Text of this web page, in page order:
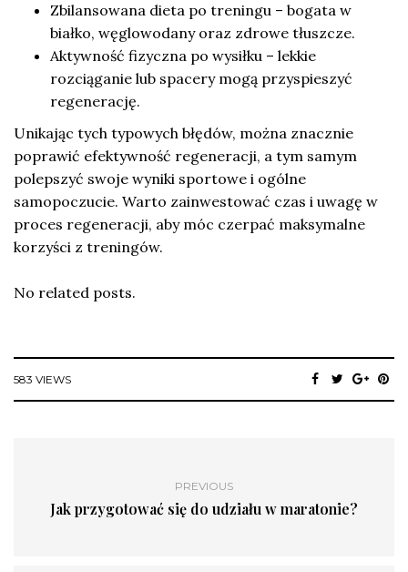
Zbilansowana dieta po treningu – bogata w
białko, węglowodany oraz zdrowe tłuszcze.
Aktywność fizyczna po wysiłku – lekkie
rozciąganie lub spacery mogą przyspieszyć
regenerację.
Unikając tych typowych błędów, można znacznie
poprawić efektywność regeneracji, a tym samym
polepszyć swoje wyniki sportowe i ogólne
samopoczucie. Warto zainwestować czas i uwagę w
proces regeneracji, aby móc czerpać maksymalne
korzyści z treningów.
No related posts.
583 VIEWS
PREVIOUS
Jak przygotować się do udziału w maratonie?